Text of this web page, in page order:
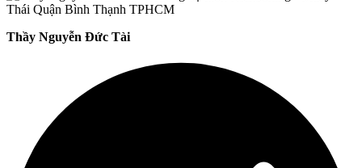
Thầy Nguyễn Đức Tài